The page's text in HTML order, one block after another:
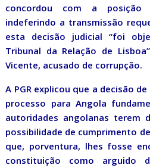
concordou com a posição
indeferindo a transmissão
esta decisão judicial “foi
Tribunal da Relação de
Vicente, acusado de corrupção.
A PGR explicou que a decisão
processo para Angola
autoridades angolanas terem
possibilidade de cumprimento
que, porventura, lhes fosse
constituição como arguido